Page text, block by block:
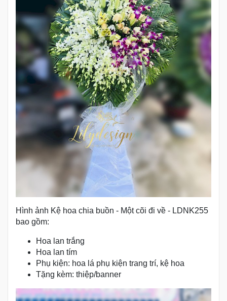
Hình ảnh Kệ hoa chia buồn - Một cõi đi về - LDNK255
bao gồm:
Hoa lan trắng
Hoa lan tím
Phụ kiện: hoa lá phụ kiện trang trí, kệ hoa
Tặng kèm: thiệp/banner